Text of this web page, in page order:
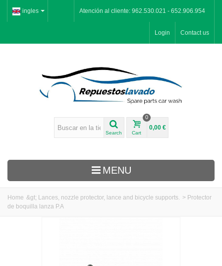
Atención al cliente: 962.530.021 - 652.906.954
ingles
Contact us
Login
Search Cart
0
0,00 €
MENU
Inicio
Home &gt; Lances, nozzle protector, lance and bicycle supports. > Protector
de boquilla lanza P.A